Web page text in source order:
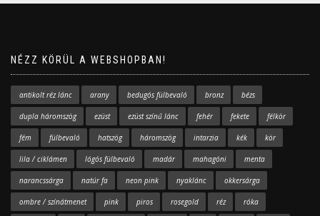
NÉZZ KÖRÜL A WEBSHOPBAN!
antikolt réz lánc arany bedugós fülbevaló bronz bézs
dupla háromszög ezüst ezüst színű lánc fehér fekete félkör
fém fülbevaló hatszög háromszög intarzia kék kör
lila / ciklámen lógós fülbevaló madár mahagóni menta
narancssárga natúr fa neon pink nyaklánc okkersárga
ombre / színátmenet pink piros rosegold réz róka